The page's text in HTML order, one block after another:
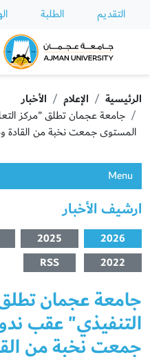
التقديم الطلبة
Ajman University
الرئيسية الإعلام
الأخبار
جامعة عجمان تطلق "مركز
المستوى جمعت نخبة من القادة
Menu
ارشيف الأخبار
2026
2025
2022
RSS
جامعة عجمان
التنفيذي" عقب
جمعت نخبة من